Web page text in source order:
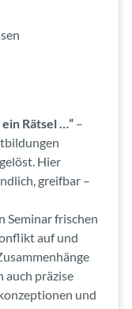
Rätsel …“ –
Hier
greifbar –
Seminar frischen
auf und
auch präzise
und